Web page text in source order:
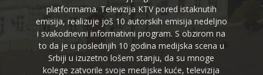
platformama. Televizija KTV pored istaknutih
emisija, realizuje još 10 autorskih emisija nedeljno
i svakodnevni informativni program. S obzirom na
to da je u poslednjih 10 godina medijska scena u
Srbiji u izuzetno lošem stanju, da su mnoge
kolege zatvorile svoje medijske kuće, televizija